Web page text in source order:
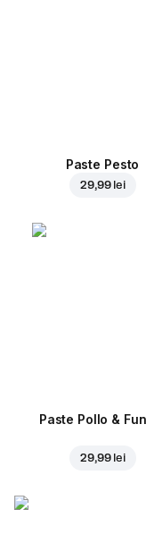
Paste Pesto
29,99 lei
Paste Pollo &
29,99 lei